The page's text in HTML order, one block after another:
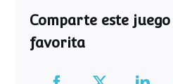
Comparte este
favorita